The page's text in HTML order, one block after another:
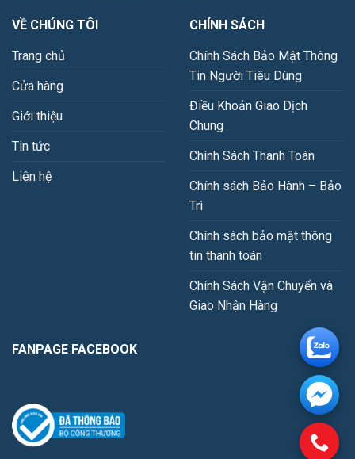
VỀ CHÚNG TÔI
Trang chủ
Cửa hàng
Giới thiệu
Tin tức
Liên hệ
CHÍNH SÁCH
Chính Sách Bảo Mật Thông
Tin Người Tiêu Dùng
Điều Khoản Giao Dịch
Chung
Chính Sách Thanh Toán
Chính sách Bảo Hành – Bảo
Trì
Chính sách bảo mật thông
tin thanh toán
Chính Sách Vận Chuyển và
Giao Nhận Hàng
FANPAGE FACEBOOK